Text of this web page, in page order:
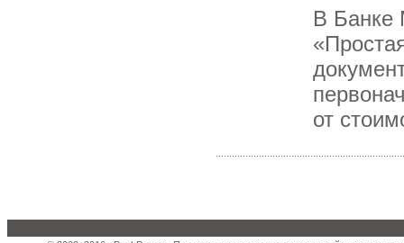
В Банке
от